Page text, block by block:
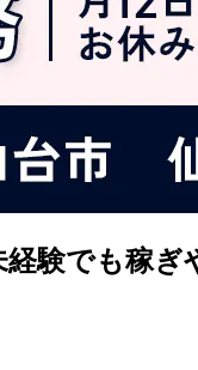
経験でも稼